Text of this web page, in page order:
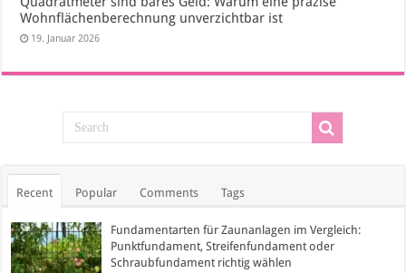
Wohnflächenberechnung unverzichtbar ist
19. Januar 2026
Recent Popular Comments Tags
Fundamentarten für Zaunanlagen im Vergleich:
Punktfundament, Streifenfundament oder
Schraubfundament richtig wählen